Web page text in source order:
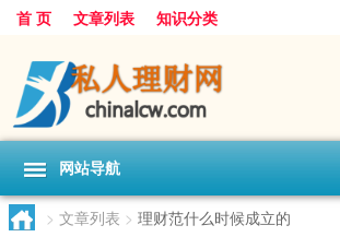
首 页 文章列表 知识分类
网站导航
> 文章列表 > 理财范什么时候成立的